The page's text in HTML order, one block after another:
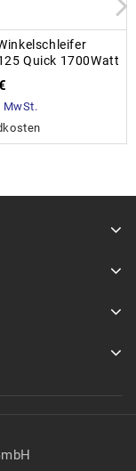
Quick 1700Watt
MwSt.